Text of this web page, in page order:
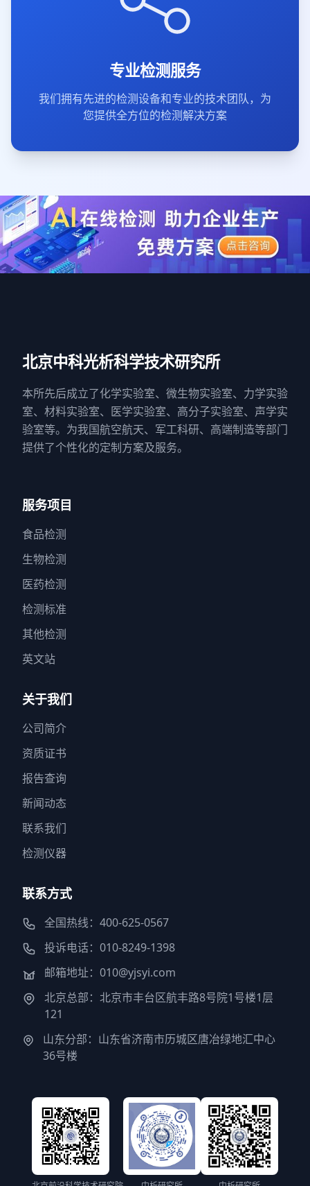
专业检测服务
我们拥有先进的检测设备和专业的技术团队，为
您提供全方位的检测解决方案
北京中科光析科学技术研究所
本所先后成立了化学实验室、微生物实验室、力学实验
室、材料实验室、医学实验室、高分子实验室、声学实
验室等。为我国航空航天、军工科研、高端制造等部门
提供了个性化的定制方案及服务。
服务项目
食品检测
生物检测
医药检测
检测标准
其他检测
英文站
关于我们
公司简介
资质证书
报告查询
新闻动态
联系我们
检测仪器
联系方式
全国热线：400-625-0567
投诉电话：010-8249-1398
邮箱地址：010@yjsyi.com
北京总部：北京市丰台区航丰路8号院1号楼1层
121
山东分部：山东省济南市历城区唐冶绿地汇中心
36号楼